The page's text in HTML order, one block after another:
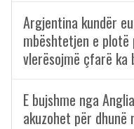
Argjentina kundër
mbështetjen e plotë
vlerësojmë çfarë
E bujshme nga
akuzohet për dhunë